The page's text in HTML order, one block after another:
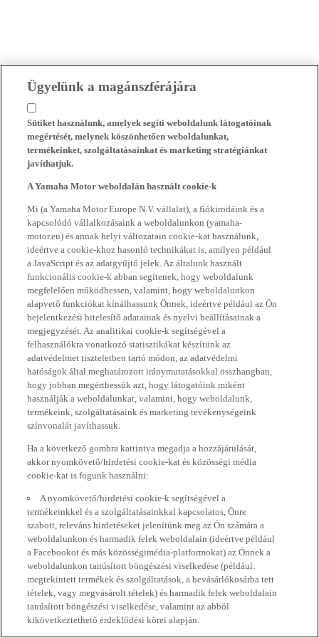
Ügyelünk a magánszférájára
Sütiket használunk, amelyek segíti weboldalunk látogatóinak
megértését, melynek köszönhetően weboldalunkat,
termékeinket, szolgáltatásainkat és marketing stratégiánkat
javíthatjuk.
A Yamaha Motor weboldalán használt cookie-k
Mi (a Yamaha Motor Europe N.V. vállalat), a fiókirodáink és a
kapcsolódó vállalkozásaink a weboldalunkon (yamaha-
motor.eu) és annak helyi változatain cookie-kat használunk,
ideértve a cookie-khoz hasonló technikákat is, amilyen például
a JavaScript és az adatgyűjtő jelek. Az általunk használt
funkcionális cookie-k abban segítenek, hogy weboldalunk
megfelelően működhessen, valamint, hogy weboldalunkon
alapvető funkciókat kínálhassunk Önnek, ideértve például az Ön
bejelentkezési hitelesítő adatainak és nyelvi beállításainak a
megjegyzését. Az analitikai cookie-k segítségével a
felhasználókra vonatkozó statisztikákat készítünk az
adatvédelmet tiszteletben tartó módon, az adatvédelmi
hatóságok által meghatározott iránymutatásokkal összhangban,
hogy jobban megérthessük azt, hogy látogatóink miként
használják a weboldalunkat, valamint, hogy weboldalunk,
termékeink, szolgáltatásaink és marketing tevékenységeink
színvonalát javíthassuk.
Ha a következő gombra kattintva megadja a hozzájárulását,
akkor nyomkövető/hirdetési cookie-kat és közösségi média
cookie-kat is fogunk használni:
A nyomkövető/hirdetési cookie-k segítségével a
termékeinkkel és a szolgáltatásainkkal kapcsolatos, Önre
szabott, releváns hirdetéseket jelenítünk meg az Ön számára a
weboldalunkon és harmadik felek weboldalain (ideértve például
a Facebookot és más közösségimédia-platformokat) az Önnek a
weboldalunkon tanúsított böngészési viselkedése (például:
megtekintett termékek és szolgáltatások, a bevásárlókosárba tett
tételek, vagy megvásárolt tételek) és harmadik felek weboldalain
tanúsított böngészési viselkedése, valamint az abból
kikövetkeztethető érdeklődési körei alapján.